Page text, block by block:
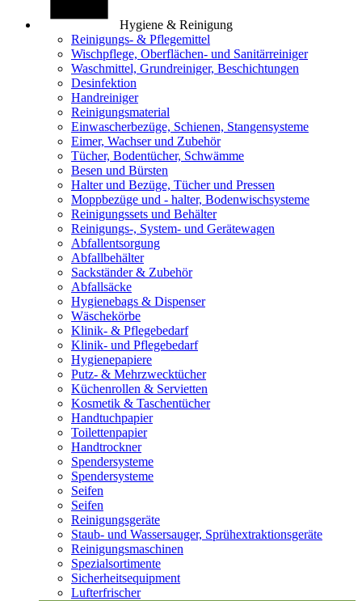
Hygiene & Reinigung
Reinigungs- & Pflegemittel
Wischpflege, Oberflächen- und Sanitärreiniger
Waschmittel, Grundreiniger, Beschichtungen
Desinfektion
Handreiniger
Reinigungsmaterial
Einwascherbezüge, Schienen, Stangensysteme
Eimer, Wachser und Zubehör
Tücher, Bodentücher, Schwämme
Besen und Bürsten
Halter und Bezüge, Tücher und Pressen
Moppbezüge und - halter, Bodenwischsysteme
Reinigungssets und Behälter
Reinigungs-, System- und Gerätewagen
Abfallentsorgung
Abfallbehälter
Sackständer & Zubehör
Abfallsäcke
Hygienebags & Dispenser
Wäschekörbe
Klinik- & Pflegebedarf
Klinik- und Pflegebedarf
Hygienepapiere
Putz- & Mehrzwecktücher
Küchenrollen & Servietten
Kosmetik & Taschentücher
Handtuchpapier
Toilettenpapier
Handtrockner
Spendersysteme
Spendersysteme
Seifen
Seifen
Reinigungsgeräte
Staub- und Wassersauger, Sprühextraktionsgeräte
Reinigungsmaschinen
Spezialsortimente
Sicherheitsequipment
Lufterfrischer